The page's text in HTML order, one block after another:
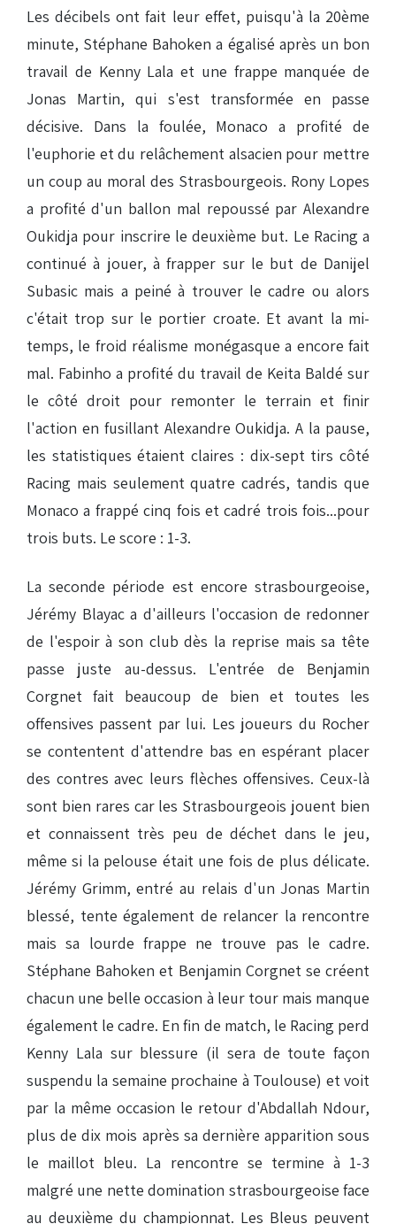
Les décibels ont fait leur effet, puisqu'à la 20ème
minute, Stéphane Bahoken a égalisé après un bon
travail de Kenny Lala et une frappe manquée de
Jonas Martin, qui s'est transformée en passe
décisive. Dans la foulée, Monaco a profité de
l'euphorie et du relâchement alsacien pour mettre
un coup au moral des Strasbourgeois. Rony Lopes
a profité d'un ballon mal repoussé par Alexandre
Oukidja pour inscrire le deuxième but. Le Racing a
continué à jouer, à frapper sur le but de Danijel
Subasic mais a peiné à trouver le cadre ou alors
c'était trop sur le portier croate. Et avant la mi-
temps, le froid réalisme monégasque a encore fait
mal. Fabinho a profité du travail de Keita Baldé sur
le côté droit pour remonter le terrain et finir
l'action en fusillant Alexandre Oukidja. A la pause,
les statistiques étaient claires : dix-sept tirs côté
Racing mais seulement quatre cadrés, tandis que
Monaco a frappé cinq fois et cadré trois fois...pour
trois buts. Le score : 1-3.
La seconde période est encore strasbourgeoise,
Jérémy Blayac a d'ailleurs l'occasion de redonner
de l'espoir à son club dès la reprise mais sa tête
passe juste au-dessus. L'entrée de Benjamin
Corgnet fait beaucoup de bien et toutes les
offensives passent par lui. Les joueurs du Rocher
se contentent d'attendre bas en espérant placer
des contres avec leurs flèches offensives. Ceux-là
sont bien rares car les Strasbourgeois jouent bien
et connaissent très peu de déchet dans le jeu,
même si la pelouse était une fois de plus délicate.
Jérémy Grimm, entré au relais d'un Jonas Martin
blessé, tente également de relancer la rencontre
mais sa lourde frappe ne trouve pas le cadre.
Stéphane Bahoken et Benjamin Corgnet se créent
chacun une belle occasion à leur tour mais manque
également le cadre. En fin de match, le Racing perd
Kenny Lala sur blessure (il sera de toute façon
suspendu la semaine prochaine à Toulouse) et voit
par la même occasion le retour d'Abdallah Ndour,
plus de dix mois après sa dernière apparition sous
le maillot bleu. La rencontre se termine à 1-3
malgré une nette domination strasbourgeoise face
au deuxième du championnat. Les Bleus peuvent